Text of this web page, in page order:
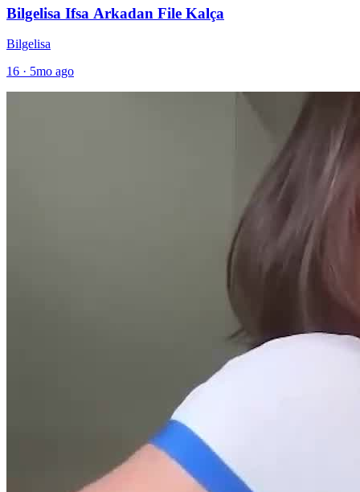
Bilgelisa Ifsa Arkadan File Kalça
Bilgelisa
16 · 5mo ago